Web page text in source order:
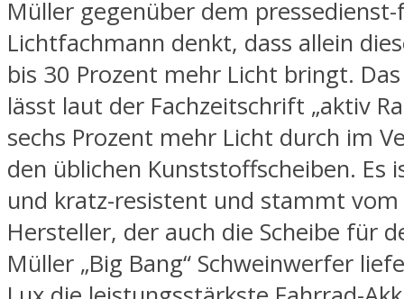
Müller gegenüber dem
Lichtfachmann denkt, dass allein
bis 30 Prozent mehr Licht bringt.
lässt laut der Fachzeitschrift „aktiv
sechs Prozent mehr Licht durch im
den üblichen Kunststoffscheiben. Es
und kratz-resistent und stammt vom
Hersteller, der auch die Scheibe für
Müller „Big Bang“ Schweinwerfer